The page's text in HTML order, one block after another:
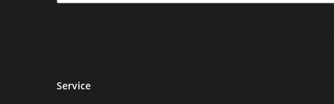
Service